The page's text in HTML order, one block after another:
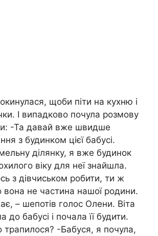
щоби піти на кухню і
І випадково почула розмову
-Та давай вже швидше
з будинком цієї бабусі.
ділянку, я вже будинок
віку для неї знайшла.
з дівчиськом робити, ти ж
вона не частина нашої родини.
– шепотів голос Олени. Віта
до бабусі і почала її будити.
-Бабуся, я почула,